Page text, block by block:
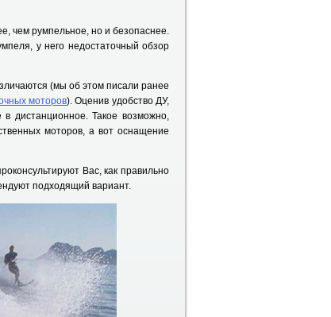
чем румпельное, но и безопаснее.
у него недостаточный обзор
(мы об этом писали ранее
моторов). Оценив удобство ДУ,
дистанционное. Такое возможно,
моторов, а вот оснащение
Вас, как правильно
подходящий вариант.